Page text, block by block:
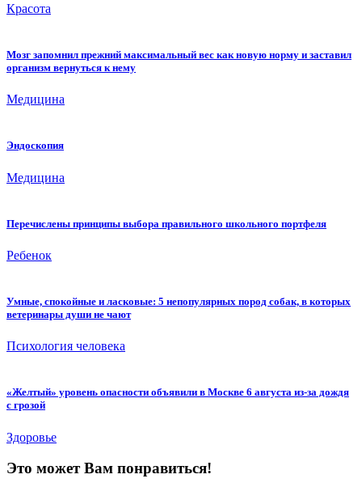
Красота
Мозг запомнил прежний максимальный вес как новую норму и заставил
организм вернуться к нему
Медицина
Эндоскопия
Медицина
Перечислены принципы выбора правильного школьного портфеля
Ребенок
Умные, спокойные и ласковые: 5 непопулярных пород собак, в которых
ветеринары души не чают
Психология человека
«Желтый» уровень опасности объявили в Москве 6 августа из-за дождя
с грозой
Здоровье
Это может Вам понравиться!